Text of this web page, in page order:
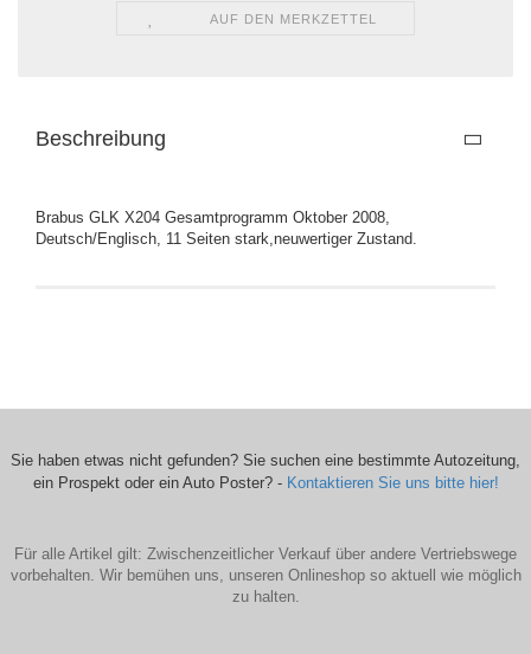
AUF DEN MERKZETTEL
Beschreibung
Brabus GLK X204 Gesamtprogramm Oktober 2008,
Deutsch/Englisch, 11 Seiten stark,neuwertiger Zustand.
Sie haben etwas nicht gefunden? Sie suchen eine bestimmte Autozeitung,
ein Prospekt oder ein Auto Poster? - Kontaktieren Sie uns bitte hier!
Für alle Artikel gilt: Zwischenzeitlicher Verkauf über andere Vertriebswege
vorbehalten. Wir bemühen uns, unseren Onlineshop so aktuell wie möglich
zu halten.